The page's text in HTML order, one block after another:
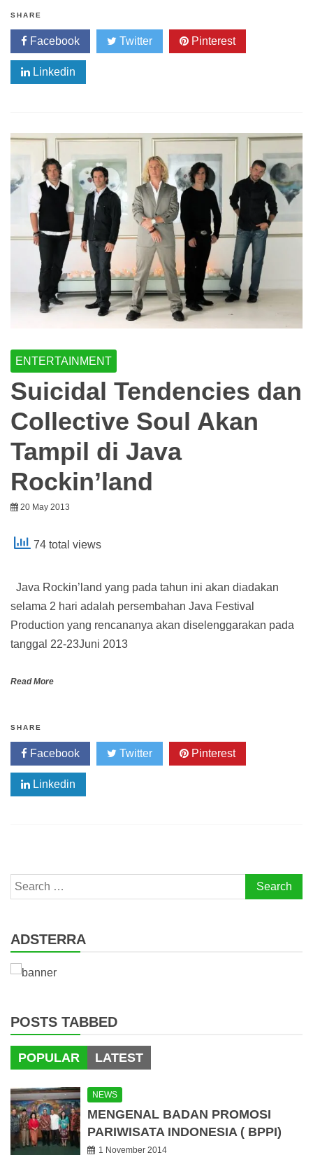
SHARE
Facebook Twitter Pinterest
Linkedin
ENTERTAINMENT
Suicidal Tendencies dan
Collective Soul Akan
Tampil di Java
Rockin’land
20 May 2013
74 total views
Java Rockin’land yang pada tahun ini akan diadakan
selama 2 hari adalah persembahan Java Festival
Production yang rencananya akan diselenggarakan pada
tanggal 22-23Juni 2013
Read More
SHARE
Facebook Twitter Pinterest
Linkedin
Search
for:
ADSTERRA
POSTS TABBED
POPULAR LATEST
NEWS
MENGENAL BADAN PROMOSI
PARIWISATA INDONESIA ( BPPI)
1 November 2014